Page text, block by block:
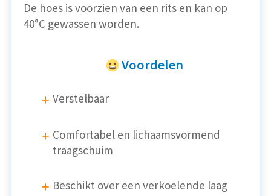
De hoes is voorzien van een rits en kan op
40°C gewassen worden.
Voordelen
Verstelbaar
Comfortabel en lichaamsvormend
traagschuim
Beschikt over een verkoelende laag